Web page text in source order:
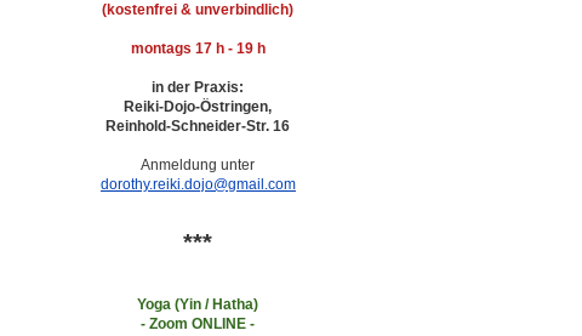
(kostenfrei & unverbindlich)
montags 17 h - 19 h
in der Praxis:
Reiki-Dojo-Östringen,
Reinhold-Schneider-Str. 16
Anmeldung unter
dorothy.reiki.dojo@gmail.com
***
Yoga (Yin / Hatha)
- Zoom ONLINE -